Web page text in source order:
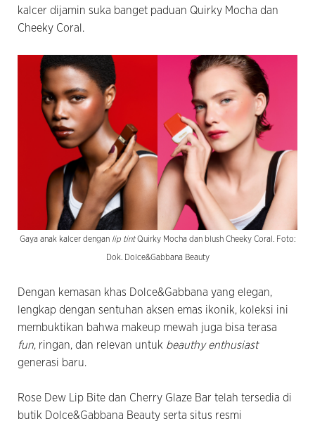
kalcer dijamin suka banget paduan Quirky Mocha dan
Cheeky Coral.
Gaya anak kalcer dengan lip tintQuirky Mocha dan blush Cheeky Coral. Foto:
Dok. Dolce&Gabbana Beauty
Dengan kemasan khas Dolce&Gabbana yang elegan,
lengkap dengan sentuhan aksen emas ikonik, koleksi ini
membuktikan bahwa makeup mewah juga bisa terasa
fun, ringan, dan relevan untuk beauthy enthusiast
generasi baru.
Rose Dew Lip Bite dan Cherry Glaze Bar telah tersedia di
butik Dolce&Gabbana Beauty serta situs resmi